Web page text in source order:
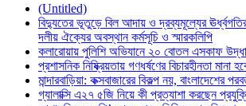
(Untitled)
বিদ্যুতের ভূতুড়ে বিল আদায় ও দ্রব্যমূল্যের ঊর্ধ্বগতির
দলীয় ঐক্যের অবস্থান কর্মসূচি ও স্মারকলিপি
কলারোয়ায় পুলিশি অভিযানে ২০ বোতল এসকাফ
প্রশাসনিক নিষ্ক্রিয়তায় গণধর্ষণের বিচারহীনতা মানা
মান্দারবাড়িয়া: কক্সবাজারের বিকল্প নয়, বাংলাদেশের
গ্যালাক্সি এ২৭ ৫জি নিয়ে কী প্রত্যাশা করছেন